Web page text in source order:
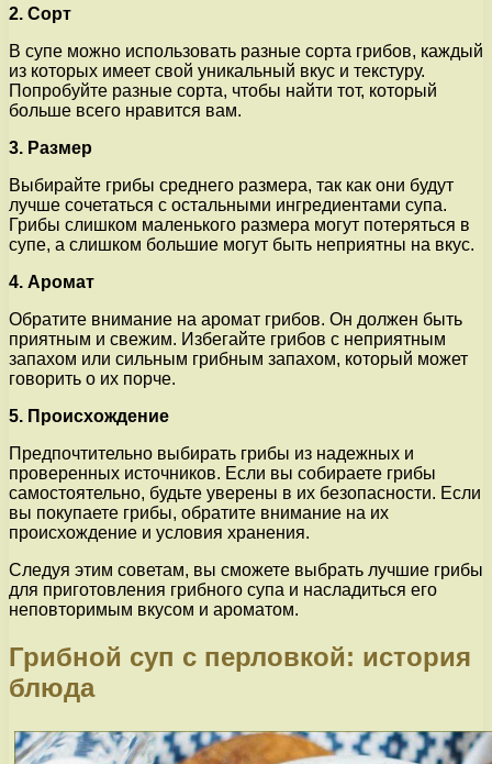
2. Сорт
В супе можно использовать разные сорта грибов, каждый
из которых имеет свой уникальный вкус и текстуру.
Попробуйте разные сорта, чтобы найти тот, который
больше всего нравится вам.
3. Размер
Выбирайте грибы среднего размера, так как они будут
лучше сочетаться с остальными ингредиентами супа.
Грибы слишком маленького размера могут потеряться в
супе, а слишком большие могут быть неприятны на вкус.
4. Аромат
Обратите внимание на аромат грибов. Он должен быть
приятным и свежим. Избегайте грибов с неприятным
запахом или сильным грибным запахом, который может
говорить о их порче.
5. Происхождение
Предпочтительно выбирать грибы из надежных и
проверенных источников. Если вы собираете грибы
самостоятельно, будьте уверены в их безопасности. Если
вы покупаете грибы, обратите внимание на их
происхождение и условия хранения.
Следуя этим советам, вы сможете выбрать лучшие грибы
для приготовления грибного супа и насладиться его
неповторимым вкусом и ароматом.
Грибной суп с перловкой: история
блюда